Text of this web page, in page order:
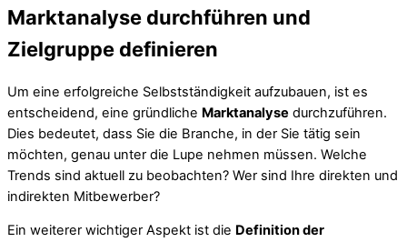
Marktanalyse durchführen und
Zielgruppe definieren
Um eine erfolgreiche Selbstständigkeit aufzubauen, ist es
entscheidend, eine gründliche Marktanalyse durchzuführen.
Dies bedeutet, dass Sie die Branche, in der Sie tätig sein
möchten, genau unter die Lupe nehmen müssen. Welche
Trends sind aktuell zu beobachten? Wer sind Ihre direkten und
indirekten Mitbewerber?
Ein weiterer wichtiger Aspekt ist die Definition der